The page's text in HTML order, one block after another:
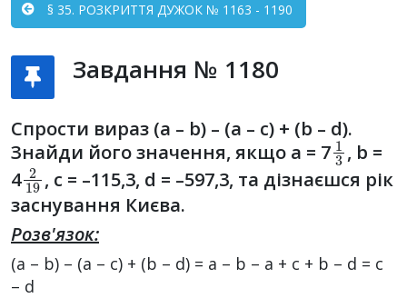
§ 35. РОЗКРИТТЯ ДУЖОК № 1163 - 1190
Завдання № 1180
Спрости вираз (a – b) – (a – c) + (b – d).
Знайди його значення, якщо a = 7
13
, b =
4
219
, c = –115,3, d = –597,3, та дізнаєшся рік
заснування Києва.
Розв'язок:
(a – b) – (a – c) + (b – d) = a – b – a + c + b – d = c
– d